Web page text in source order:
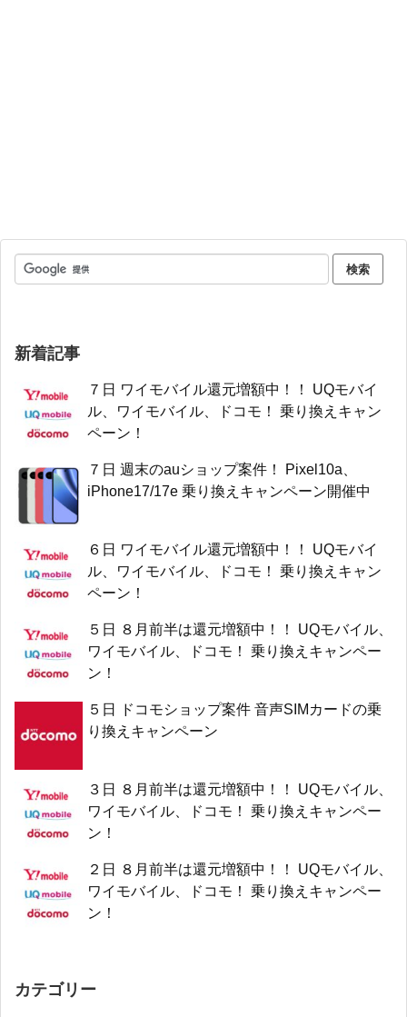
新着記事
７日 ワイモバイル還元増額中！！ UQモバイ
ル、ワイモバイル、ドコモ！ 乗り換えキャン
ペーン！
７日 週末のauショップ案件！ Pixel10a、
iPhone17/17e 乗り換えキャンペーン開催中
６日 ワイモバイル還元増額中！！ UQモバイ
ル、ワイモバイル、ドコモ！ 乗り換えキャン
ペーン！
５日 ８月前半は還元増額中！！ UQモバイル、
ワイモバイル、ドコモ！ 乗り換えキャンペー
ン！
５日 ドコモショップ案件 音声SIMカードの乗
り換えキャンペーン
３日 ８月前半は還元増額中！！ UQモバイル、
ワイモバイル、ドコモ！ 乗り換えキャンペー
ン！
２日 ８月前半は還元増額中！！ UQモバイル、
ワイモバイル、ドコモ！ 乗り換えキャンペー
ン！
カテゴリー